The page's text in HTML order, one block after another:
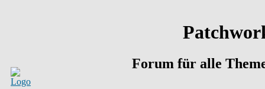
Forum für alle